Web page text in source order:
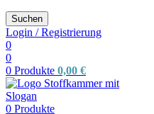
Suchen
Login / Registrierung
0
0
0 Produkte 0,00 €
0 Produkte